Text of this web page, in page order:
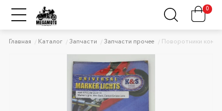
0
Главная Каталог Запчасти Запчасти прочее Поворотники